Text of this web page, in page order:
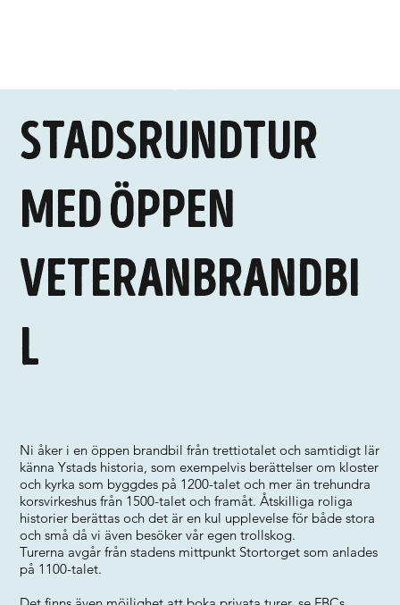
Stadsrundtur
med öppen
veteranbrandbi
l
Ni åker i en öppen brandbil från trettiotalet och samtidigt lär
känna Ystads historia, som exempelvis berättelser om kloster
och kyrka som byggdes på 1200-talet och mer än trehundra
korsvirkeshus från 1500-talet och framåt. Åtskilliga roliga
historier berättas och det är en kul upplevelse för både stora
och små då vi även besöker vår egen trollskog.
Turerna avgår från stadens mittpunkt Stortorget som anlades
på 1100-talet.